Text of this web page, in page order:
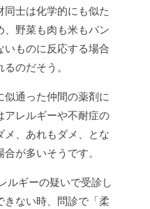
士は化学的にも似た
、野菜も肉も米もパン
いものに反応する場合
のだそう。
通った仲間の薬剤に
アレルギーや不耐症の
、あれもダメ、とな
が多いそうです。
ルギーの疑いで受診し
きない時、問診で「柔